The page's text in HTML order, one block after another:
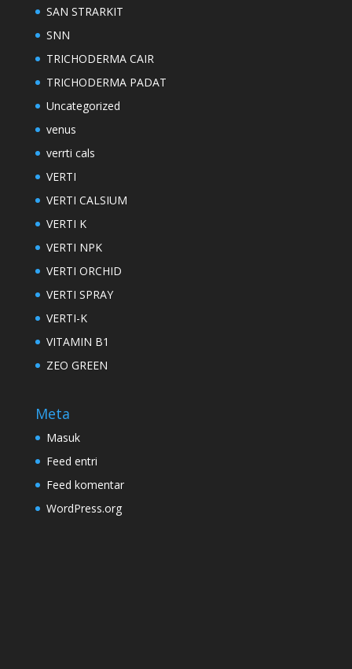
SAN STRARKIT
SNN
TRICHODERMA CAIR
TRICHODERMA PADAT
Uncategorized
venus
verrti cals
VERTI
VERTI CALSIUM
VERTI K
VERTI NPK
VERTI ORCHID
VERTI SPRAY
VERTI-K
VITAMIN B1
ZEO GREEN
Meta
Masuk
Feed entri
Feed komentar
WordPress.org